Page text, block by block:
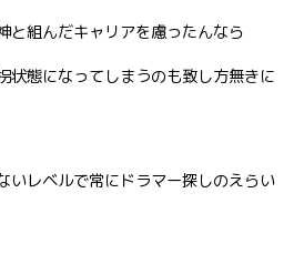
と組んだキャリアを慮ったんなら
状態になってしまうのも致し方無きに
いレベルで常にドラマー探しのえらい